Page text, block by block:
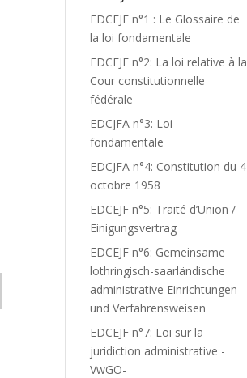
EDCEJF n°1 : Le Glossaire de
la loi fondamentale
EDCEJF n°2: La loi relative à la
Cour constitutionnelle
fédérale
EDCJFA n°3: Loi
fondamentale
EDCJFA n°4: Constitution du 4
octobre 1958
EDCEJF n°5: Traité d’Union /
Einigungsvertrag
EDCEJF n°6: Gemeinsame
lothringisch-saarländische
administrative Einrichtungen
und Verfahrensweisen
EDCEJF n°7: Loi sur la
juridiction administrative -
VwGO-